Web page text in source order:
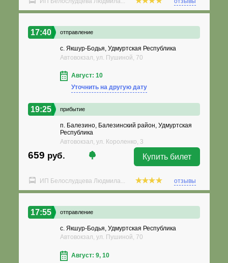
17:40 отправление
с. Якшур-Бодья, Удмуртская Республика
Автовокзал, ул. Пушиной, 70
Август: 10
Уточнить на другую дату
19:25 прибытие
п. Балезино, Балезинский район, Удмуртская
Республика
Автовокзал, ул. Короленко, 3
659 руб. Купить билет
ИП Белослудцева Людмила... отзывы
17:55 отправление
с. Якшур-Бодья, Удмуртская Республика
Автовокзал, ул. Пушиной, 70
Август: 9, 10